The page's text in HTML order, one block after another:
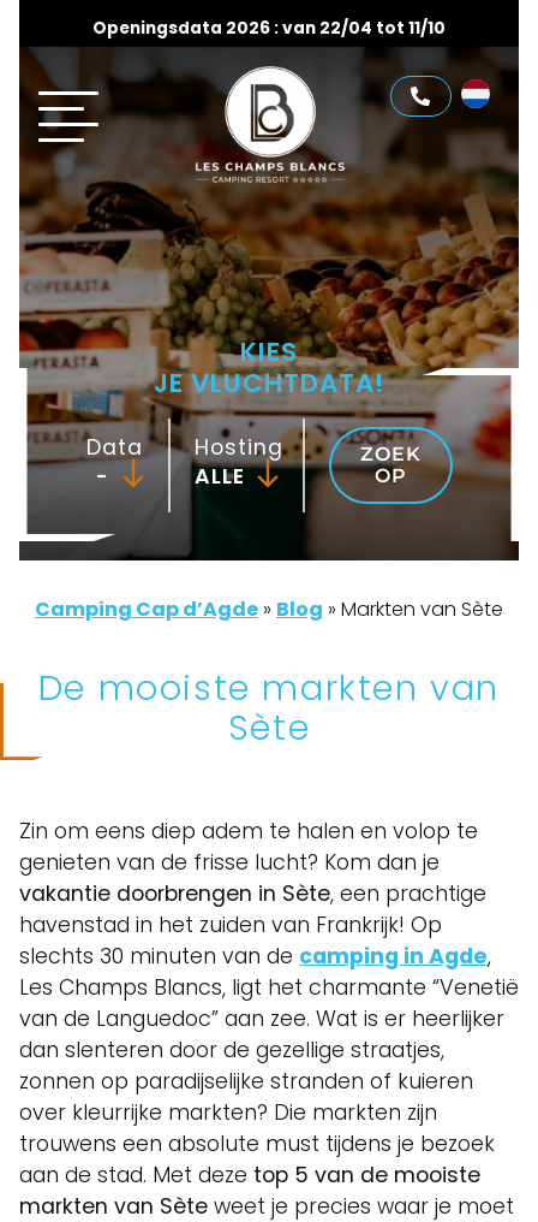
Openingsdata 2026 : van 22/04 tot 11/10
KIES
JE VLUCHTDATA!
Data
-
Hosting
ZOEK
OP
Camping Cap d’Agde » Blog » Markten van Sète
De mooiste markten van
Sète
Zin om eens diep adem te halen en volop te
genieten van de frisse lucht? Kom dan je
vakantie doorbrengen in Sète, een prachtige
havenstad in het zuiden van Frankrijk! Op
slechts 30 minuten van de camping in Agde,
Les Champs Blancs, ligt het charmante “Venetië
van de Languedoc” aan zee. Wat is er heerlijker
dan slenteren door de gezellige straatjes,
zonnen op paradijselijke stranden of kuieren
over kleurrijke markten? Die markten zijn
trouwens een absolute must tijdens je bezoek
aan de stad. Met deze top 5 van de mooiste
markten van Sète weet je precies waar je moet